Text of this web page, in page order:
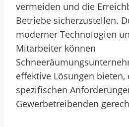
vermeiden und die
Betriebe sicherzustellen.
moderner Technologien
Mitarbeiter können
effektive Lösungen bieten,
spezifischen
Gewerbetreibenden